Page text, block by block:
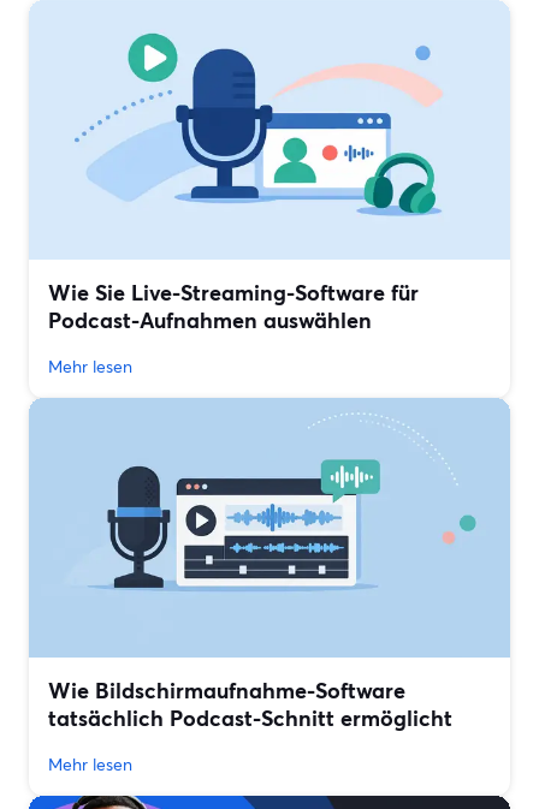
Wie Sie Live-Streaming-Software für
Podcast-Aufnahmen auswählen
Mehr lesen
Wie Bildschirmaufnahme-Software
tatsächlich Podcast-Schnitt ermöglicht
Mehr lesen